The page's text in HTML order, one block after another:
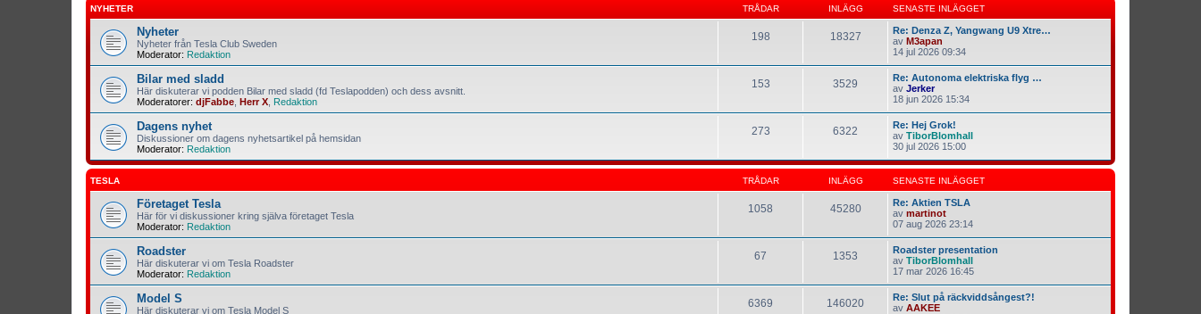
NYHETER TRÅDAR INLÄGG SENASTE INLÄGGET
Nyheter
Nyheter från Tesla Club Sweden
Moderator: Redaktion
198 18327
Re: Denza Z, Yangwang U9 Xtre…
av M3apan
14 jul 2026 09:34
Bilar med sladd
Här diskuterar vi podden Bilar med sladd (fd Teslapodden) och dess avsnitt.
Moderatorer: djFabbe Herr X Redaktion
153 3529
Re: Autonoma elektriska flyg …
av Jerker
18 jun 2026 15:34
Dagens nyhet
Diskussioner om dagens nyhetsartikel på hemsidan
Moderator: Redaktion
273 6322
Re: Hej Grok!
av TiborBlomhall
30 jul 2026 15:00
TESLA TRÅDAR INLÄGG SENASTE INLÄGGET
Företaget Tesla
Här för vi diskussioner kring själva företaget Tesla
Moderator: Redaktion
1058 45280
Re: Aktien TSLA
av martinot
07 aug 2026 23:14
Roadster
Här diskuterar vi om Tesla Roadster
Moderator: Redaktion
67 1353
Roadster presentation
av TiborBlomhall
17 mar 2026 16:45
Model S
Här diskuterar vi om Tesla Model S
6369 146020
Re: Slut på räckviddsångest?!
av AAKEE